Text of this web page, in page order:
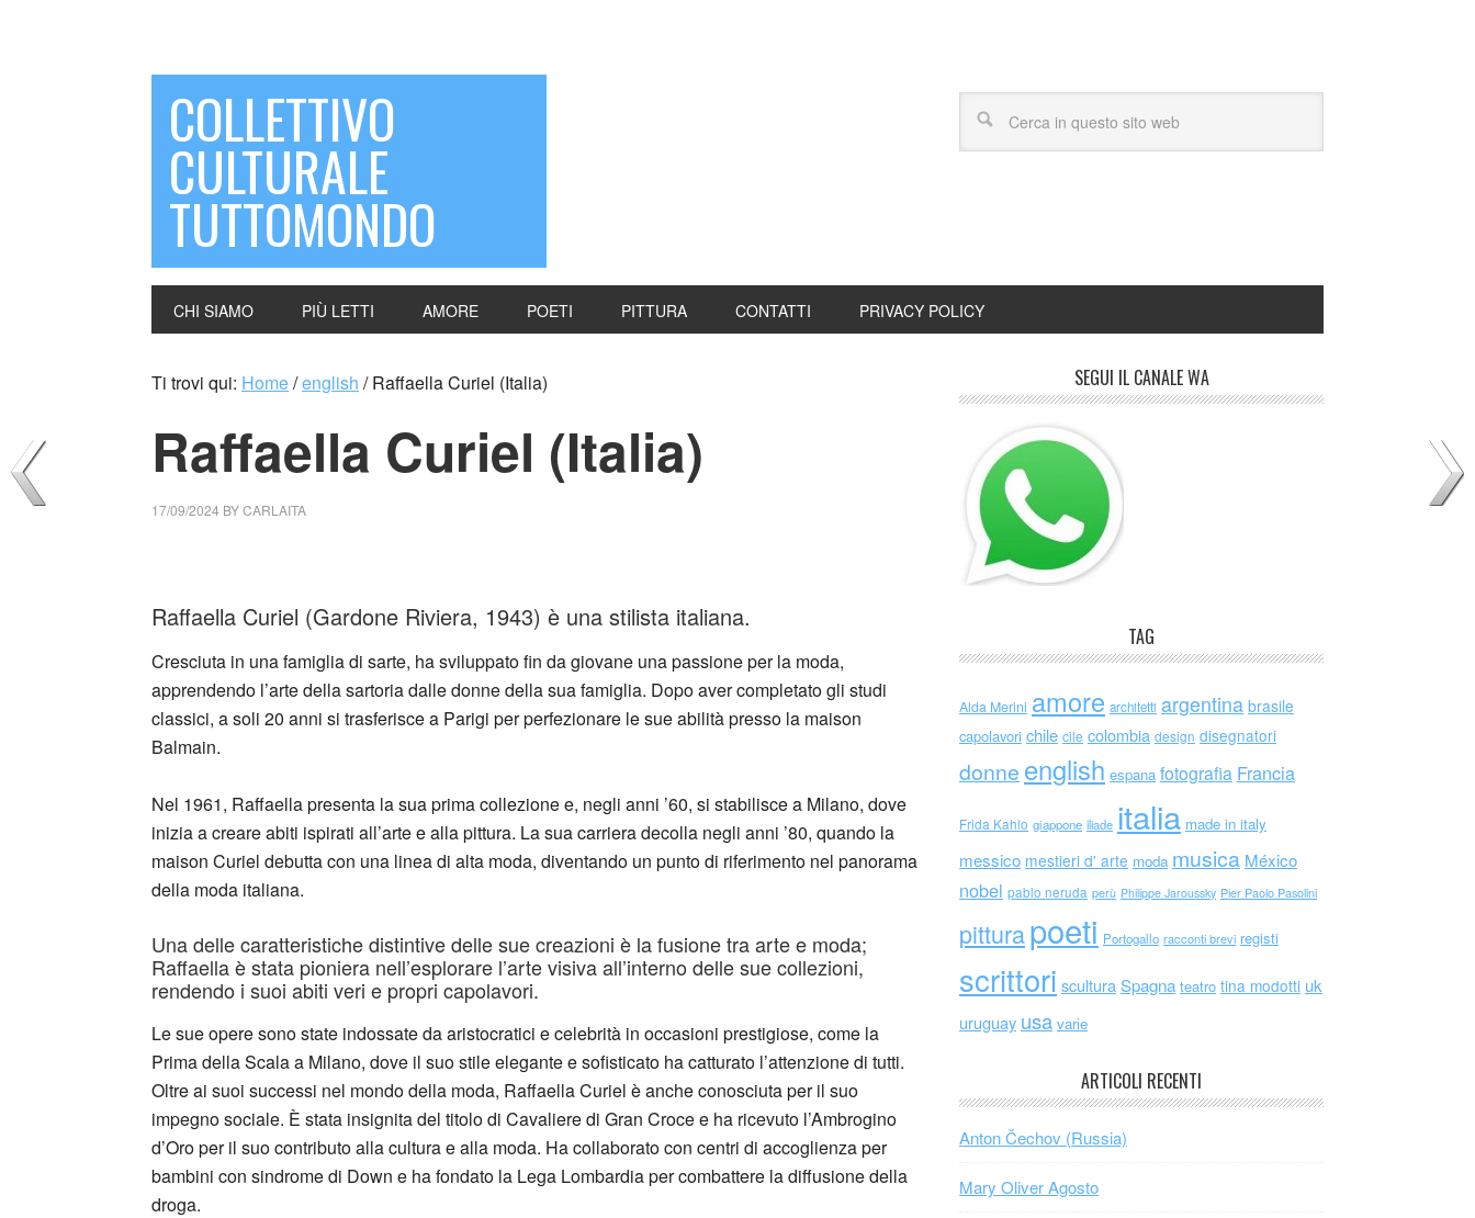
COLLETTIVO
CULTURALE
TUTTOMONDO
CHI SIAMO PIÙ LETTI AMORE POETI PITTURA CONTATTI PRIVACY POLICY
Ti trovi qui: Home/english /Raffaella Curiel (Italia)
Raffaella Curiel (Italia)
17/09/2024 BYCARLAITA
Raffaella Curiel (Gardone Riviera, 1943) è una stilista italiana.
Cresciuta in una famiglia di sarte, ha sviluppato fin da giovane una passione per la moda,
apprendendo l’arte della sartoria dalle donne della sua famiglia. Dopo aver completato gli studi
classici, a soli 20 anni si trasferisce a Parigi per perfezionare le sue abilità presso la maison
Balmain.
Nel 1961, Raffaella presenta la sua prima collezione e, negli anni ’60, si stabilisce a Milano, dove
inizia a creare abiti ispirati all’arte e alla pittura. La sua carriera decolla negli anni ’80, quando la
maison Curiel debutta con una linea di alta moda, diventando un punto di riferimento nel panorama
della moda italiana.
Una delle caratteristiche distintive delle sue creazioni è la fusione tra arte e moda;
Raffaella è stata pioniera nell’esplorare l’arte visiva all’interno delle sue collezioni,
rendendo i suoi abiti veri e propri capolavori.
Le sue opere sono state indossate da aristocratici e celebrità in occasioni prestigiose, come la
Prima della Scala a Milano, dove il suo stile elegante e sofisticato ha catturato l’attenzione di tutti.
Oltre ai suoi successi nel mondo della moda, Raffaella Curiel è anche conosciuta per il suo
impegno sociale. È stata insignita del titolo di Cavaliere di Gran Croce e ha ricevuto l’Ambrogino
d’Oro per il suo contributo alla cultura e alla moda. Ha collaborato con centri di accoglienza per
bambini con sindrome di Down e ha fondato la Lega Lombardia per combattere la diffusione della
droga.
SEGUI IL CANALE WA
TAG
Alda Merini amore architetti argentina brasile
capolavori chile cile colombia design disegnatori
donne english espana fotografia Francia
Frida Kahlo giappone iliade italia made in italy
messico mestieri d' arte moda musica México
nobel pablo neruda perù Philippe Jaroussky Pier Paolo Pasolini
pitturapoeti Portogallo racconti brevi registi
scrittori scultura Spagna teatro tina modotti uk
uruguay usa varie
ARTICOLI RECENTI
Anton Čechov (Russia)
Mary Oliver Agosto